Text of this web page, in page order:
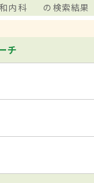
内科 の検索結果
チ